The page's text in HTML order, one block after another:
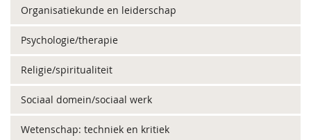
Organisatiekunde en leiderschap
Psychologie/therapie
Religie/spiritualiteit
Sociaal domein/sociaal werk
Wetenschap: techniek en kritiek